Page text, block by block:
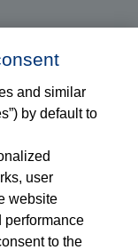
and similar
by default to
user
website
performance
to the